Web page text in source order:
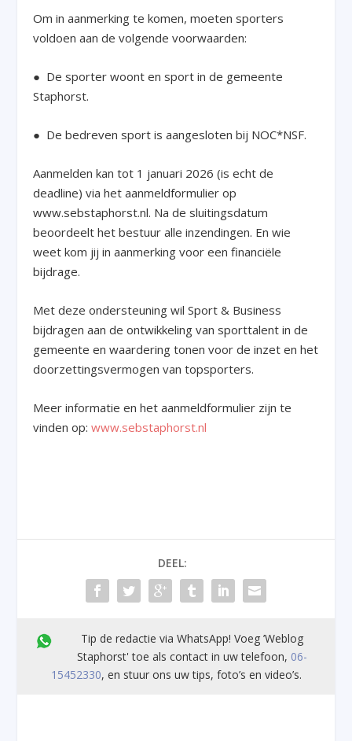
Om in aanmerking te komen, moeten sporters
voldoen aan de volgende voorwaarden:
● De sporter woont en sport in de gemeente
Staphorst.
● De bedreven sport is aangesloten bij NOC*NSF.
Aanmelden kan tot 1 januari 2026 (is echt de
deadline) via het aanmeldformulier op
www.sebstaphorst.nl. Na de sluitingsdatum
beoordeelt het bestuur alle inzendingen. En wie
weet kom jij in aanmerking voor een financiële
bijdrage.
Met deze ondersteuning wil Sport & Business
bijdragen aan de ontwikkeling van sporttalent in de
gemeente en waardering tonen voor de inzet en het
doorzettingsvermogen van topsporters.
Meer informatie en het aanmeldformulier zijn te
vinden op:www.sebstaphorst.nl
DEEL:
Tip de redactie via WhatsApp! Voeg ’Weblog
Staphorst' toe als contact in uw telefoon, 06-
15452330, en stuur ons uw tips, foto’s en video’s.